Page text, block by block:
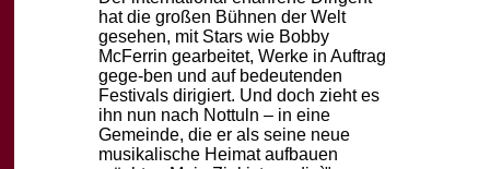
hat die großen Bühnen der Welt
gesehen, mit Stars wie Bobby
McFerrin gearbeitet, Werke in Auftrag
gege-ben und auf bedeutenden
Festivals dirigiert. Und doch zieht es
ihn nun nach Nottuln – in eine
Gemeinde, die er als seine neue
musikalische Heimat aufbauen